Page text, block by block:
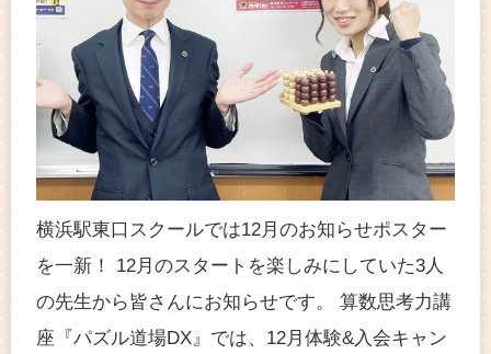
横浜駅東口スクールでは12月のお知らせポスター
を一新！ 12月のスタートを楽しみにしていた3人
の先生から皆さんにお知らせです。 算数思考力講
座『パズル道場DX』では、12月体験&入会キャン